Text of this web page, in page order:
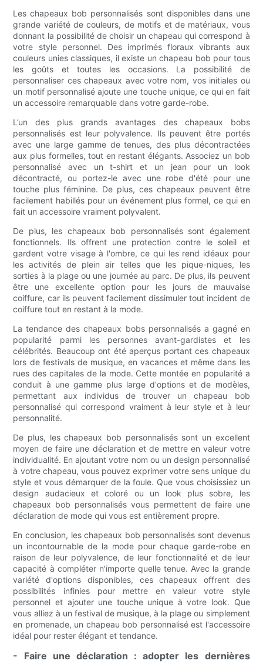
Les chapeaux bob personnalisés sont disponibles dans une
grande variété de couleurs, de motifs et de matériaux, vous
donnant la possibilité de choisir un chapeau qui correspond à
votre style personnel. Des imprimés floraux vibrants aux
couleurs unies classiques, il existe un chapeau bob pour tous
les goûts et toutes les occasions. La possibilité de
personnaliser ces chapeaux avec votre nom, vos initiales ou
un motif personnalisé ajoute une touche unique, ce qui en fait
un accessoire remarquable dans votre garde-robe.
L’un des plus grands avantages des chapeaux bobs
personnalisés est leur polyvalence. Ils peuvent être portés
avec une large gamme de tenues, des plus décontractées
aux plus formelles, tout en restant élégants. Associez un bob
personnalisé avec un t-shirt et un jean pour un look
décontracté, ou portez-le avec une robe d'été pour une
touche plus féminine. De plus, ces chapeaux peuvent être
facilement habillés pour un événement plus formel, ce qui en
fait un accessoire vraiment polyvalent.
De plus, les chapeaux bob personnalisés sont également
fonctionnels. Ils offrent une protection contre le soleil et
gardent votre visage à l'ombre, ce qui les rend idéaux pour
les activités de plein air telles que les pique-niques, les
sorties à la plage ou une journée au parc. De plus, ils peuvent
être une excellente option pour les jours de mauvaise
coiffure, car ils peuvent facilement dissimuler tout incident de
coiffure tout en restant à la mode.
La tendance des chapeaux bobs personnalisés a gagné en
popularité parmi les personnes avant-gardistes et les
célébrités. Beaucoup ont été aperçus portant ces chapeaux
lors de festivals de musique, en vacances et même dans les
rues des capitales de la mode. Cette montée en popularité a
conduit à une gamme plus large d'options et de modèles,
permettant aux individus de trouver un chapeau bob
personnalisé qui correspond vraiment à leur style et à leur
personnalité.
De plus, les chapeaux bob personnalisés sont un excellent
moyen de faire une déclaration et de mettre en valeur votre
individualité. En ajoutant votre nom ou un design personnalisé
à votre chapeau, vous pouvez exprimer votre sens unique du
style et vous démarquer de la foule. Que vous choisissiez un
design audacieux et coloré ou un look plus sobre, les
chapeaux bob personnalisés vous permettent de faire une
déclaration de mode qui vous est entièrement propre.
En conclusion, les chapeaux bob personnalisés sont devenus
un incontournable de la mode pour chaque garde-robe en
raison de leur polyvalence, de leur fonctionnalité et de leur
capacité à compléter n'importe quelle tenue. Avec la grande
variété d'options disponibles, ces chapeaux offrent des
possibilités infinies pour mettre en valeur votre style
personnel et ajouter une touche unique à votre look. Que
vous alliez à un festival de musique, à la plage ou simplement
en promenade, un chapeau bob personnalisé est l'accessoire
idéal pour rester élégant et tendance.
- Faire une déclaration : adopter les dernières